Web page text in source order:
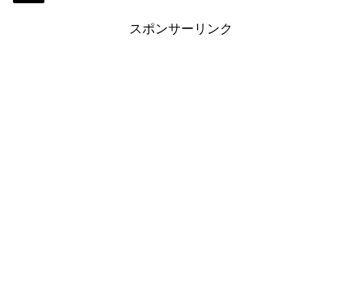
n t
スポンサーリンク